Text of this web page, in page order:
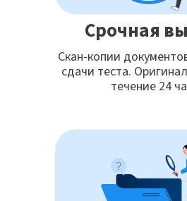
Срочная
Скан-копии
сдачи теста.
течение 24